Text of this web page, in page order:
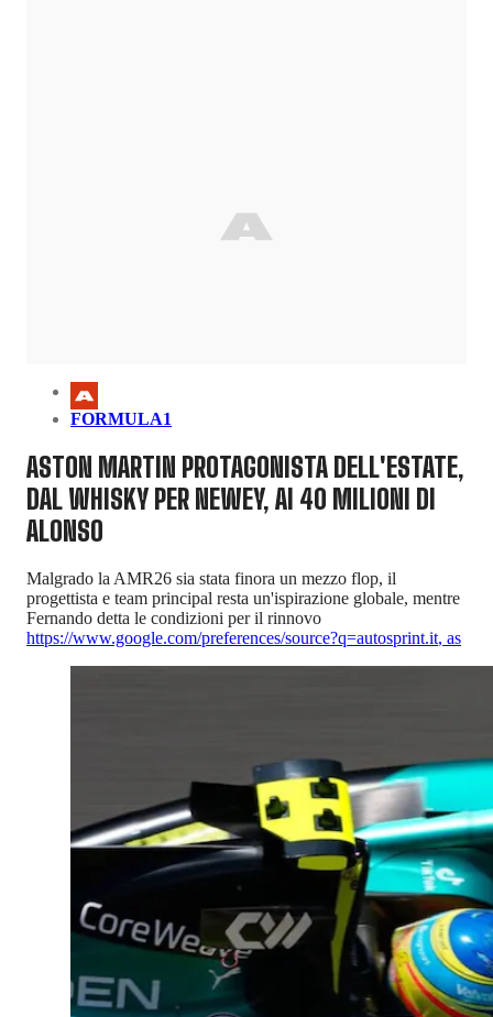
FORMULA1
ASTON MARTIN PROTAGONISTA DELL'ESTATE,
DAL WHISKY PER NEWEY, AI 40 MILIONI DI
ALONSO
Malgrado la AMR26 sia stata finora un mezzo flop, il
progettista e team principal resta un'ispirazione globale, mentre
Fernando detta le condizioni per il rinnovo
https://www.google.com/preferences/source?q=autosprint.it, as